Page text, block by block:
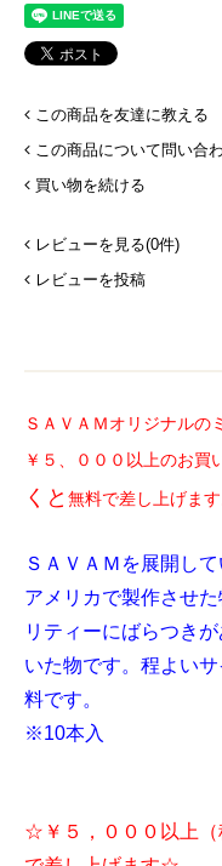
この商品を友達に教える
この商品について問い合
買い物を続ける
レビューを見る(0件)
レビューを投稿
ＳＡＶＡＭオリジナルの
￥５、０００以上のお買
くと 無料で差し上げます
ＳＡＶＡＭを展開し
アメリカで製作させ
リティーにばらつき
いた物です。程よい
料です。
※10本入
☆￥５，０００以上（